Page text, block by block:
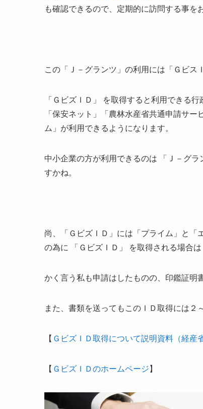
も確認できるので、定期的に訪問する事を
この「Ｊ－グランツ」の利用には「Ｇビス
「ＧビズＩＤ」 を取得すると利用できる
「保安ネット」「農林水産省共通申請サ
ム」が利用できるようになります。
中小企業の方が利用できるのは 「Ｊ－グ
すかね。
尚、「ＧビズＩＤ」には「プライム」と「
の為に 「ＧビズＩＤ」 を取得される場合
かく言う私も申請はしたものの、印鑑証明
また、書類を送ってもこのＩＤ取得には２
【 ＧビズＩＤ取得について説明資料（経産
【 ＧビズＩＤのホームページ 】